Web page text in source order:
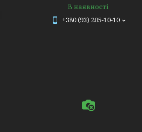
В наявності
+380 (93) 205-10-10